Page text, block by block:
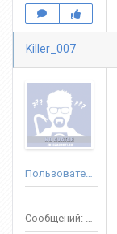
Killer_007
Пользователь
Сообщений: 57